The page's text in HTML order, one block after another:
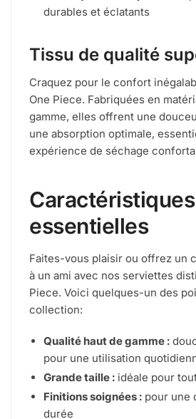
durables et éclatants
Tissu de qualité
Craquez pour le confort
One Piece. Fabriquées en
gamme, elles offrent une
une absorption optimale,
expérience de séchage
Caractéristiques
essentielles
Faites-vous plaisir ou offrez un
à un ami avec nos serviettes
Piece. Voici quelques-un des
collection:
Qualité haut de gamme :
pour une utilisation
Grande taille : idéale pour
Finitions soignées : pour une
durée